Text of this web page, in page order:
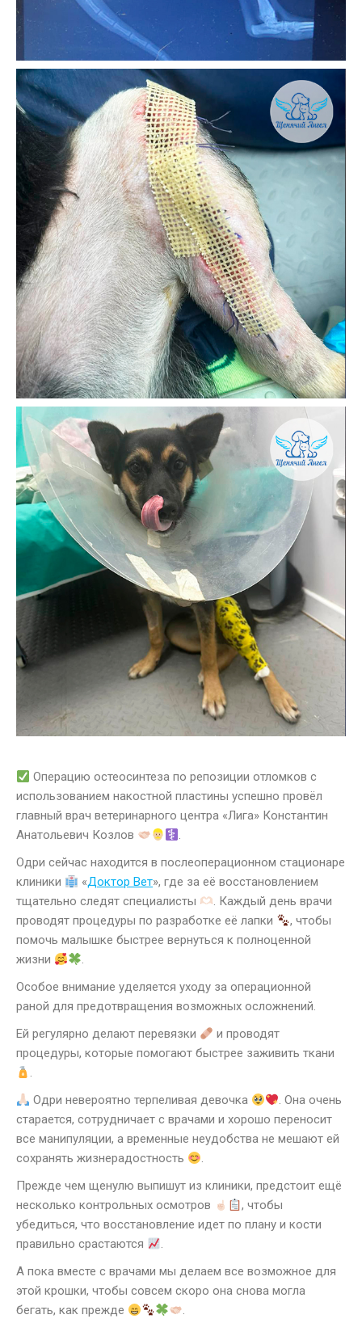
Операцию остеосинтеза по репозиции отломков с
использованием накостной пластины успешно провёл
главный врач ветеринарного центра «Лига» Константин
Анатольевич Козлов
.
Одри сейчас находится в послеоперационном стационаре
клиники
«Доктор Вет», где за её восстановлением
тщательно следят специалисты
. Каждый день врачи
проводят процедуры по разработке её лапки
, чтобы
помочь малышке быстрее вернуться к полноценной
жизни
.
Особое внимание уделяется уходу за операционной
раной для предотвращения возможных осложнений.
Ей регулярно делают перевязки
и проводят
процедуры, которые помогают быстрее заживить ткани
.
Одри невероятно терпеливая девочка
. Она очень
старается, сотрудничает с врачами и хорошо переносит
все манипуляции, а временные неудобства не мешают ей
сохранять жизнерадостность
.
Прежде чем щенулю выпишут из клиники, предстоит ещё
несколько контрольных осмотров
, чтобы
убедиться, что восстановление идет по плану и кости
правильно срастаются
.
А пока вместе с врачами мы делаем все возможное для
этой крошки, чтобы совсем скоро она снова могла
бегать, как прежде
.